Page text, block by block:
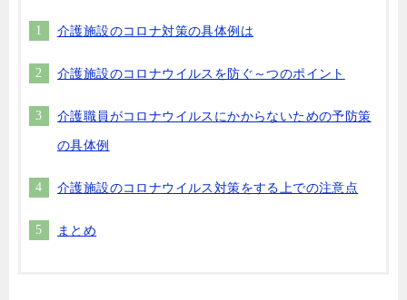
介護施設のコロナ対策の具体例は
介護施設のコロナウイルスを防ぐ～つのポイント
介護職員がコロナウイルスにかからないための予防策
の具体例
介護施設のコロナウイルス対策をする上での注意点
まとめ